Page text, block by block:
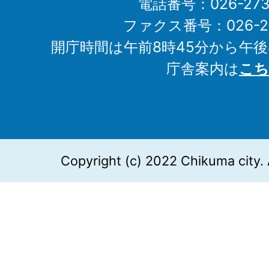
電話番号：026-
ファクス番号：026-
開庁時間は午前8時45分から午
庁舎案内はこ
Copyright (c) 2022 Chikuma city.